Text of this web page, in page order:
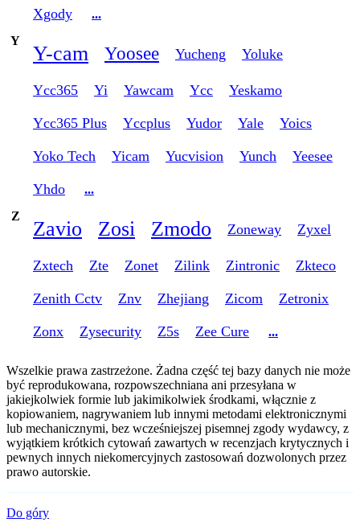
Xgody
...
Y
Y-cam Yoosee Yucheng Yoluke
Ycc365 Yi Yawcam Ycc Yeskamo
Ycc365 Plus Yccplus Yudor Yale Yoics
Yoko Tech Yicam Yucvision Yunch Yeesee
Yhdo
...
Z
Zavio Zosi Zmodo Zoneway Zyxel
Zxtech Zte Zonet Zilink Zintronic Zkteco
Zenith Cctv Znv Zhejiang Zicom Zetronix
Zonx Zysecurity Z5s Zee Cure ...
Wszelkie prawa zastrzeżone. Żadna część tej bazy danych nie może
być reprodukowana, rozpowszechniana ani przesyłana w
jakiejkolwiek formie lub jakimikolwiek środkami, włącznie z
kopiowaniem, nagrywaniem lub innymi metodami elektronicznymi
lub mechanicznymi, bez wcześniejszej pisemnej zgody wydawcy, z
wyjątkiem krótkich cytowań zawartych w recenzjach krytycznych i
pewnych innych niekomercyjnych zastosowań dozwolonych przez
prawo autorskie.
Do góry